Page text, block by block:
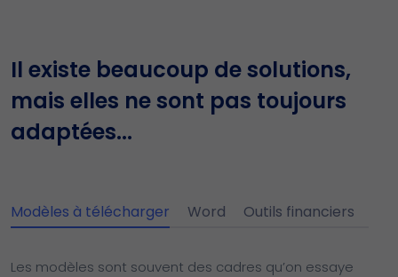
Il existe beaucoup de solutions,
mais elles ne sont pas toujours
adaptées...
Modèles à télécharger Word Outils financiers
Les modèles sont souvent des cadres qu’on essaye